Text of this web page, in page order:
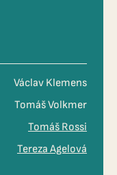
Václav Klemens
Tomáš Volkmer
Tomáš Rossi
Tereza Agelová